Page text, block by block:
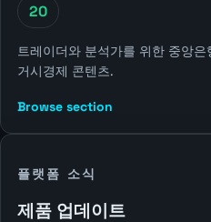
20
트레이더와 분석가를 위한 중앙
거시경제 콘텐츠.
Browse section
플랫폼 소식
제품 업데이트